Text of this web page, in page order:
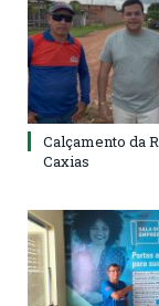
Calçamento da
Caxias